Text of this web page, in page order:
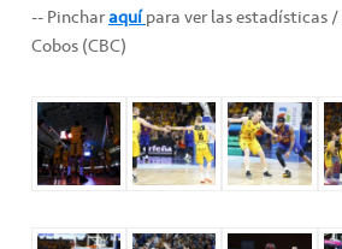
-- Pincharaquípara ver las estadísticas
Cobos (CBC)